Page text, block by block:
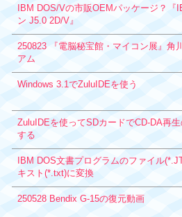
IBM DOS/Vの市販OEMパッケージ？『
ン J5.0 2D/V』
250823 『電脳秘宝館・マイコン展』角
アム
Windows 3.1でZuluIDEを使う
ZuluIDEを使ってSDカードでCD-DA再
する
IBM DOS文書プログラムのファイル
キスト(*.txt)に変換
250528 Bendix G-15の復元動画